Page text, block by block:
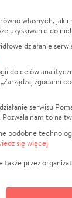
O nas
Opinie
Raporty
Za darmo
Dla NGO
Fundacja
własnych,
uzyskiwanie do
działanie
do celów
zgodami
serwisu
nam to na
podobne
się więcej
przez